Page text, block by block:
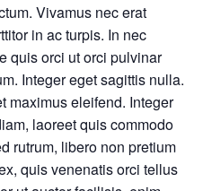
Vivamus nec erat
in ac turpis. In nec
quis orci ut orci pulvinar
Integer eget sagittis nulla.
maximus eleifend. Integer
laoreet quis commodo
rutrum, libero non pretium
quis venenatis orci tellus